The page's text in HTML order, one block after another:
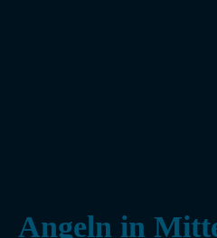
Angeln in